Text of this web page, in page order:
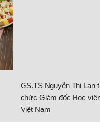
GS.TS Nguyễn Thị Lan
chức Giám đốc Học
Việt Nam